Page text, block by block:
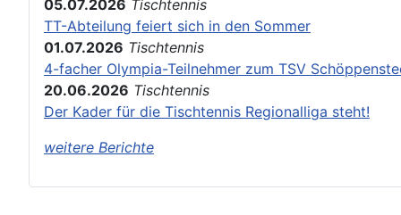
05.07.2026 Tischtennis
TT-Abteilung feiert sich in den Sommer
01.07.2026 Tischtennis
4-facher Olympia-Teilnehmer zum TSV
20.06.2026 Tischtennis
Der Kader für die Tischtennis Regionalliga steht!
weitere Berichte